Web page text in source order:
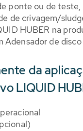
ponte ou de
de crivagem/
HUBER na
Adensador de
da
LIQUID